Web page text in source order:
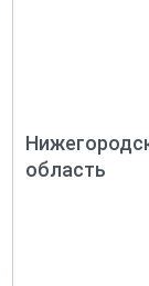
область